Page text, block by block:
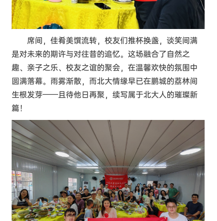
席间，佳肴美馔流转，校友们推杯换盏，谈笑间满
是对未来的期许与对往昔的追忆。这场融合了自然之
趣、亲子之乐、校友之谊的聚会，在温馨欢快的氛围中
圆满落幕。雨雾渐散，而北大情缘早已在鹏城的荔林间
生根发芽——且待他日再聚，续写属于北大人的璀璨新
篇！